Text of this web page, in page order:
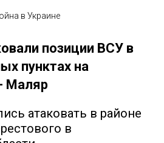
в Украине
позиции ВСУ в
пунктах на
Маляр
атаковать в районе
в